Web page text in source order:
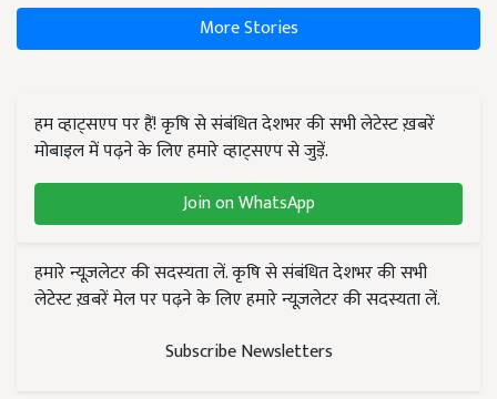
More Stories
हम व्हाट्सएप पर हैं! कृषि से संबंधित देशभर की सभी लेटेस्ट ख़बरें
मोबाइल में पढ़ने के लिए हमारे व्हाट्सएप से जुड़ें.
Join on WhatsApp
हमारे न्यूज़लेटर की सदस्यता लें. कृषि से संबंधित देशभर की सभी
लेटेस्ट ख़बरें मेल पर पढ़ने के लिए हमारे न्यूज़लेटर की सदस्यता लें.
Subscribe Newsletters